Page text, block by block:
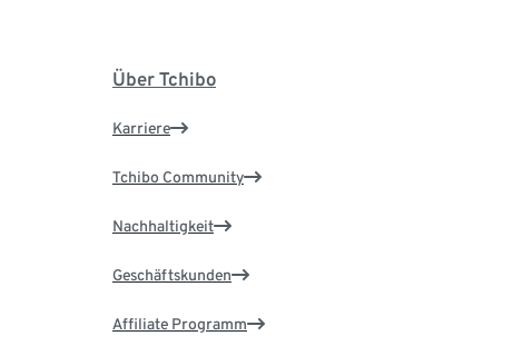
Über Tchibo
Karriere
Tchibo Community
Nachhaltigkeit
Geschäftskunden
Affiliate Programm